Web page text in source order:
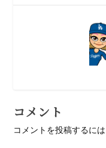
コメント
コメントを投稿するには